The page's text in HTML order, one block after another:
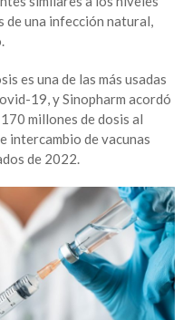
de una infección natural,
es una de las más usadas
19, y Sinopharm acordó
millones de dosis al
intercambio de vacunas
de 2022.